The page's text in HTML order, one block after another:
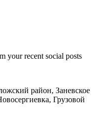
your recent social posts
район, Заневское
Грузовой